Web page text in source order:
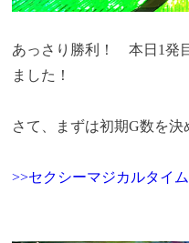
あっさり勝利！ 本日1発
ました！
さて、まずは初期G数を決
>>セクシーマジカルタイ